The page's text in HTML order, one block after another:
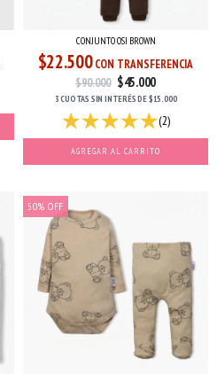
CONJUNTO OSI BROWN
$22.500 CON TRANSFERENCIA
$90.000 $45.000
3 CUOTAS SIN INTERÉSDE$15.000
(2)
AGREGAR AL CARRITO
50% OFF